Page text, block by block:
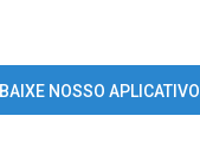
BAIXE NOSSO APLICATIVO